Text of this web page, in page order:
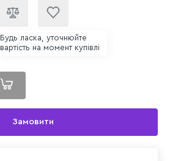
Будь ласка, уточнюйте
вартість на момент купівлі
Замовити